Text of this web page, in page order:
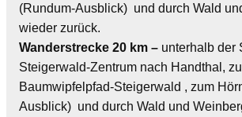
(Rundum-Ausblick) und durch Wald
wieder zurück.
Wanderstrecke 20 km – unterhalb der
Steigerwald-Zentrum nach Handthal,
Baumwipfelpfad-Steigerwald , zum
Ausblick) und durch Wald und